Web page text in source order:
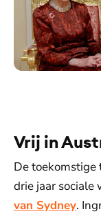
Vrij in
De
drie jaar sociale
van Sydney.